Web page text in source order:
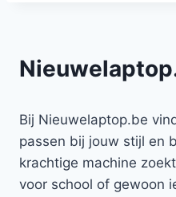
Bij Nieuwelaptop.be
passen bij jouw stijl en
krachtige machine
voor school of gewoon